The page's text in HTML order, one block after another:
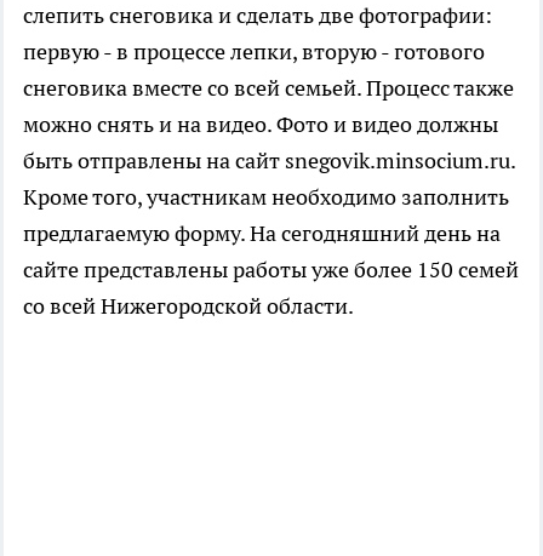
слепить снеговика и сделать две фотографии:
первую - в процессе лепки, вторую - готового
снеговика вместе со всей семьей. Процесс также
можно снять и на видео. Фото и видео должны
быть отправлены на сайт snegovik.minsocium.ru.
Кроме того, участникам необходимо заполнить
предлагаемую форму. На сегодняшний день на
сайте представлены работы уже более 150 семей
со всей Нижегородской области.